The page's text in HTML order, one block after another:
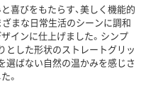
喜びをもたらす、美しく機能的
ざまな日常生活のシーンに調和
インに仕上げました。シンプ
とした形状のストレートグリッ
選ばない自然の温かみを感じさ
。